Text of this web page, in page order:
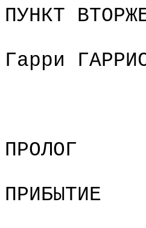
ПУНКТ
Гарри
ПРОЛОГ
ПРИБЫТИЕ